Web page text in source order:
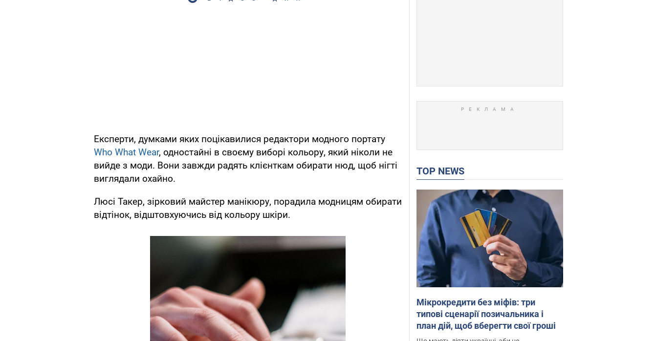
Експерти, думками яких поцікавилися редактори модного портату
Who What Wear, одностайні в своєму виборі кольору, який ніколи не
вийде з моди. Вони завжди радять клієнткам обирати нюд, щоб нігті
виглядали охайно.
Люсі Такер, зірковий майстер манікюру, порадила модницям обирати
відтінок, відштовхуючись від кольору шкіри.
TOP NEWS
Мікрокредити без міфів: три
типові сценарії позичальника і
план дій, щоб вберегти свої гроші